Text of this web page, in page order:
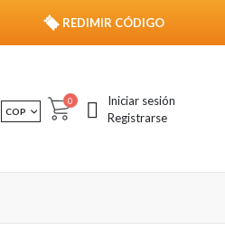
REDIMIR CÓDIGO
MONEDA
COP Cart
0 publicacionesIniciar sesión
Registrarse